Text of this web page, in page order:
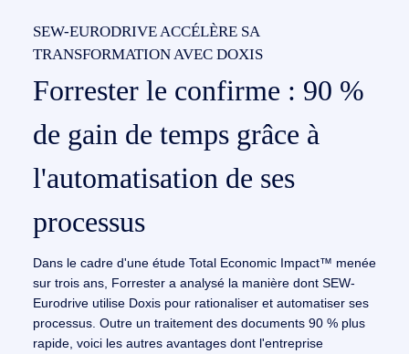
SEW-EURODRIVE ACCÉLÈRE SA
TRANSFORMATION AVEC DOXIS
Forrester le confirme : 90 %
de gain de temps grâce à
l'automatisation de ses
processus
Dans le cadre d'une étude Total Economic Impact™ menée
sur trois ans, Forrester a analysé la manière dont SEW-
Eurodrive utilise Doxis pour rationaliser et automatiser ses
processus. Outre un traitement des documents 90 % plus
rapide, voici les autres avantages dont l'entreprise